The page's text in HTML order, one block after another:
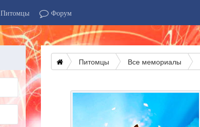
Питомцы Форум
Питомцы Все мемориалы